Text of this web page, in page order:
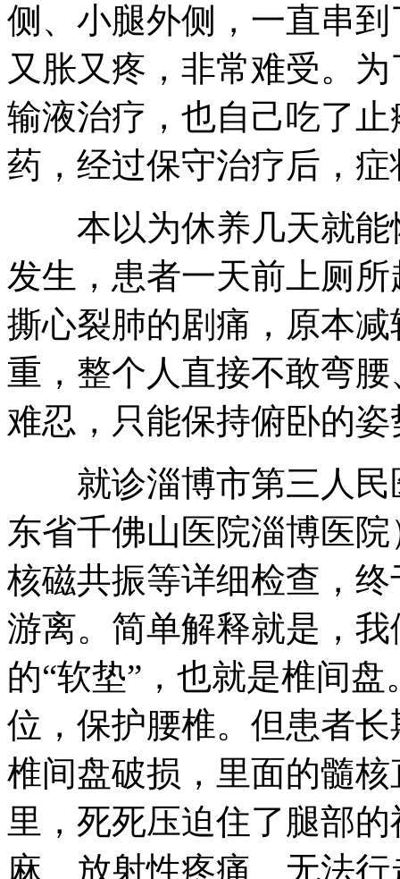
侧、小腿外侧，一直串
又胀又疼，非常难受。
输液治疗，也自己吃了
药，经过保守治疗后，
本以为休养几天就能
发生，患者一天前上厕
撕心裂肺的剧痛，原本
重，整个人直接不敢弯
难忍，只能保持俯卧的
就诊淄博市第三人民
东省千佛山医院淄博医
核磁共振等详细检查，
游离。简单解释就是，
的“软垫”，也就是椎间
位，保护腰椎。但患者
椎间盘破损，里面的髓
里，死死压迫住了腿部
麻、放射性疼痛、无法